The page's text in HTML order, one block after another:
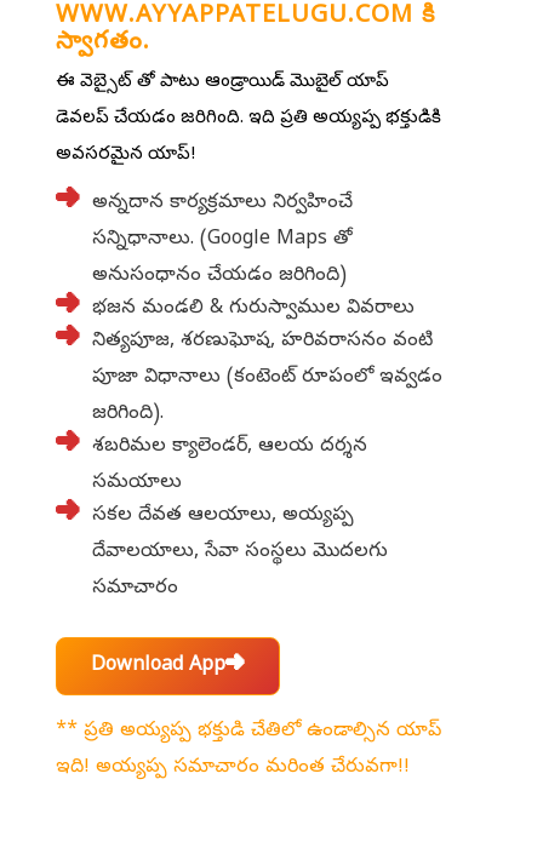
WWW.AYYAPPATELUGU.COM కి
స్వాగతం.
ఈ వెబ్సైట్ తో పాటు ఆండ్రాయిడ్ మొబైల్ యాప్
డెవలప్ చేయడం జరిగింది. ఇది ప్రతి అయ్యప్ప భక్తుడికి
అవసరమైన యాప్!
➜ అన్నదాన కార్యక్రమాలు నిర్వహించే
సన్నిధానాలు. (Google Maps తో
అనుసంధానం చేయడం జరిగింది)
➜ భజన మండలి & గురుస్వాముల వివరాలు
➜ నిత్యపూజ, శరణుఘోష, హరివరాసనం వంటి
పూజా విధానాలు (కంటెంట్ రూపంలో ఇవ్వడం
జరిగింది).
➜ శబరిమల క్యాలెండర్, ఆలయ దర్శన
సమయాలు
➜ సకల దేవత ఆలయాలు, అయ్యప్ప
దేవాలయాలు, సేవా సంస్థలు మొదలగు
సమాచారం
Download App➜
** ప్రతి అయ్యప్ప భక్తుడి చేతిలో ఉండాల్సిన యాప్
ఇది! అయ్యప్ప సమాచారం మరింత చేరువగా!!